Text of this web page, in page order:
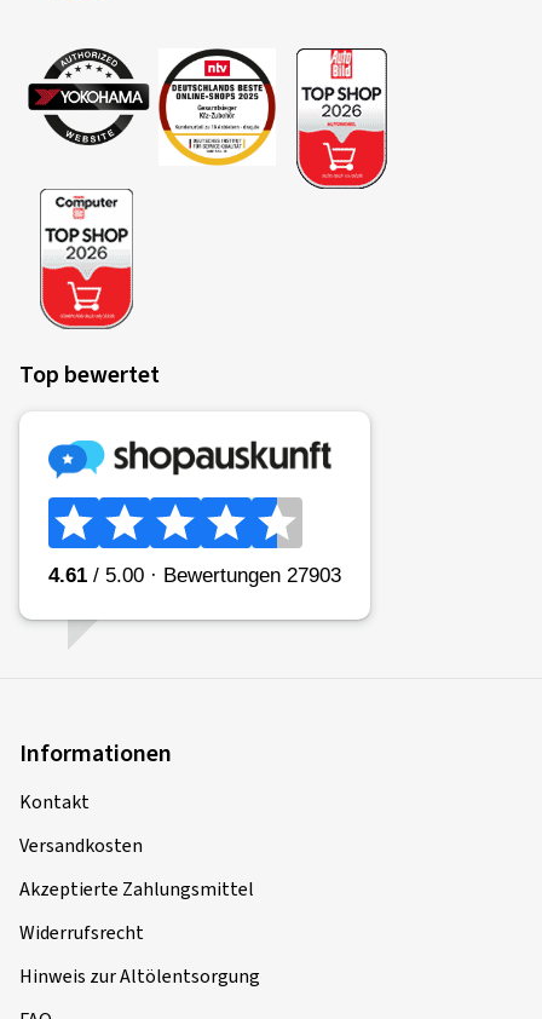
Top bewertet
Informationen
Kontakt
Versandkosten
Akzeptierte Zahlungsmittel
Widerrufsrecht
Hinweis zur Altölentsorgung